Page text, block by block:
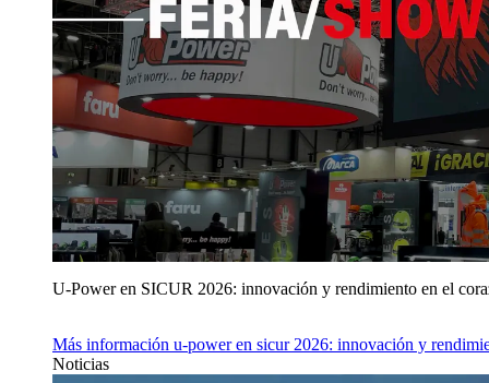
U‑Power en SICUR 2026: innovación y rendimiento en el
Más información u‑power en sicur 2026: innovación y
Noticias